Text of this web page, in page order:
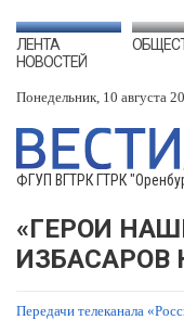
ЛЕНТА
НОВОСТЕЙ
Понедельник, 10 августа
ФГУП ВГТРК ГТРК
«ГЕРОИ
Передачи телеканала